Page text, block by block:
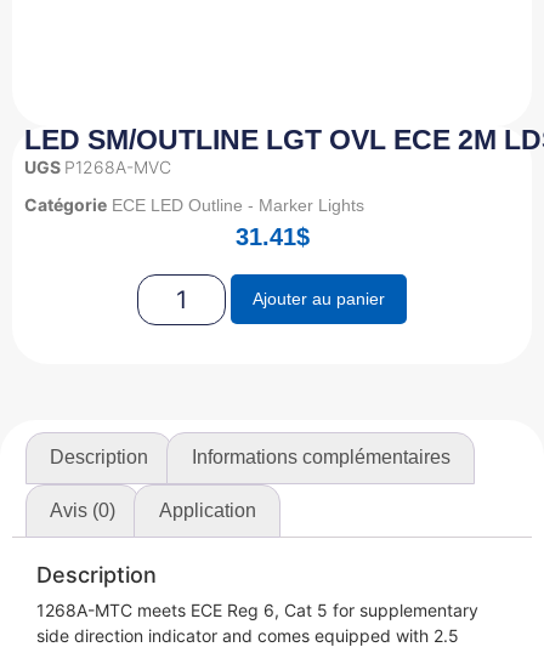
LED SM/OUTLINE LGT OVL ECE 2M
UGS P1268A-MVC
Catégorie ECE LED Outline - Marker Lights
31.41$
Ajouter au panier
Description Informations complémentaires
Avis (0) Application
Description
1268A-MTC meets ECE Reg 6, Cat 5 for supplementary
side direction indicator and comes equipped with 2.5